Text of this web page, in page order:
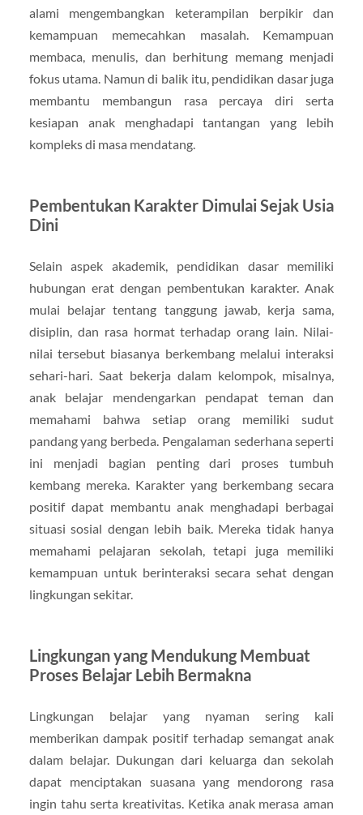
alami mengembangkan keterampilan berpikir dan
kemampuan memecahkan masalah. Kemampuan
membaca, menulis, dan berhitung memang menjadi
fokus utama. Namun di balik itu, pendidikan dasar juga
membantu membangun rasa percaya diri serta
kesiapan anak menghadapi tantangan yang lebih
kompleks di masa mendatang.
Pembentukan Karakter Dimulai Sejak Usia
Dini
Selain aspek akademik, pendidikan dasar memiliki
hubungan erat dengan pembentukan karakter. Anak
mulai belajar tentang tanggung jawab, kerja sama,
disiplin, dan rasa hormat terhadap orang lain. Nilai-
nilai tersebut biasanya berkembang melalui interaksi
sehari-hari. Saat bekerja dalam kelompok, misalnya,
anak belajar mendengarkan pendapat teman dan
memahami bahwa setiap orang memiliki sudut
pandang yang berbeda. Pengalaman sederhana seperti
ini menjadi bagian penting dari proses tumbuh
kembang mereka. Karakter yang berkembang secara
positif dapat membantu anak menghadapi berbagai
situasi sosial dengan lebih baik. Mereka tidak hanya
memahami pelajaran sekolah, tetapi juga memiliki
kemampuan untuk berinteraksi secara sehat dengan
lingkungan sekitar.
Lingkungan yang Mendukung Membuat
Proses Belajar Lebih Bermakna
Lingkungan belajar yang nyaman sering kali
memberikan dampak positif terhadap semangat anak
dalam belajar. Dukungan dari keluarga dan sekolah
dapat menciptakan suasana yang mendorong rasa
ingin tahu serta kreativitas. Ketika anak merasa aman